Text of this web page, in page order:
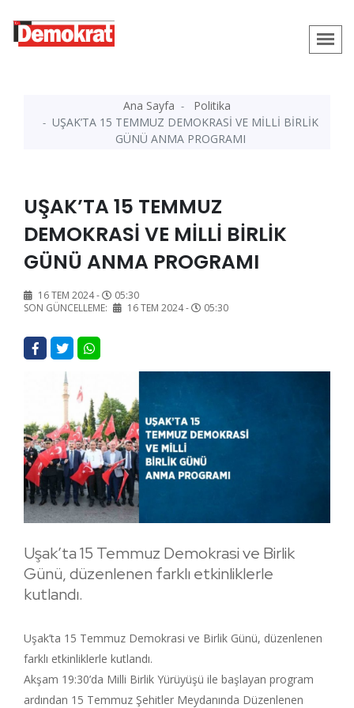
Ana Sayfa
Politika
UŞAK’TA 15 TEMMUZ DEMOKRASİ VE MİLLİ BİRLİK
GÜNÜ ANMA PROGRAMI
UŞAK’TA 15 TEMMUZ
DEMOKRASİ VE MİLLİ BİRLİK
GÜNÜ ANMA PROGRAMI
16 TEM 2024 -
05:30
SON GÜNCELLEME:
16 TEM 2024 - 05:30
Uşak’ta 15 Temmuz Demokrasi ve Birlik
Günü, düzenlenen farklı etkinliklerle
kutlandı.
Uşak’ta 15 Temmuz Demokrasi ve Birlik Günü, düzenlenen
farklı etkinliklerle kutlandı.
Akşam 19:30’da Milli Birlik Yürüyüşü ile başlayan program
ardından 15 Temmuz Şehitler Meydanında Düzenlenen